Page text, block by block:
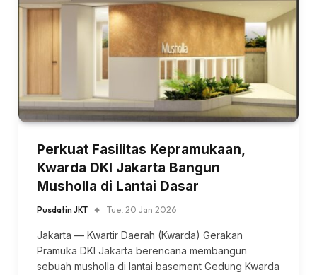
Perkuat Fasilitas Kepramukaan,
Kwarda DKI Jakarta Bangun
Musholla di Lantai Dasar
Pusdatin JKT Tue, 20 Jan 2026
Jakarta — Kwartir Daerah (Kwarda) Gerakan
Pramuka DKI Jakarta berencana membangun
sebuah musholla di lantai basement Gedung Kwarda